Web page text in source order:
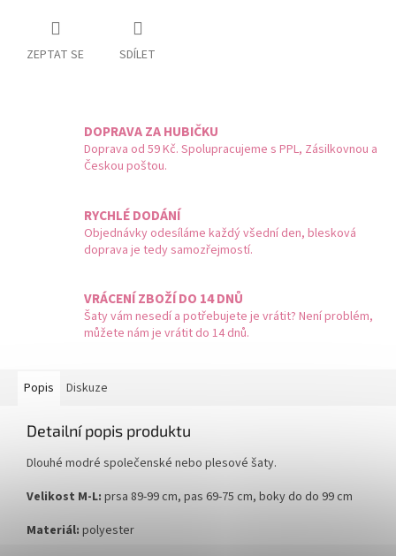
ZEPTAT SE SDÍLET
DOPRAVA ZA HUBIČKU
Doprava od 59 Kč. Spolupracujeme s PPL, Zásilkovnou a
Českou poštou.
RYCHLÉ DODÁNÍ
Objednávky odesíláme každý všední den, blesková
doprava je tedy samozřejmostí.
VRÁCENÍ ZBOŽÍ DO 14 DNŮ
Šaty vám nesedí a potřebujete je vrátit? Není problém,
můžete nám je vrátit do 14 dnů.
Popis Diskuze
Detailní popis produktu
Dlouhé modré společenské nebo plesové šaty.
Velikost M-L: prsa 89-99 cm, pas 69-75 cm, boky do do 99 cm
Materiál: polyester